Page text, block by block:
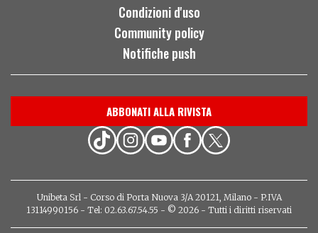
Condizioni d'uso
Community policy
Notifiche push
ABBONATI ALLA RIVISTA
Unibeta Srl - Corso di Porta Nuova 3/A 20121, Milano - P.IVA
13114990156 - Tel: 02.63.67.54.55 - © 2026 - Tutti i diritti riservati